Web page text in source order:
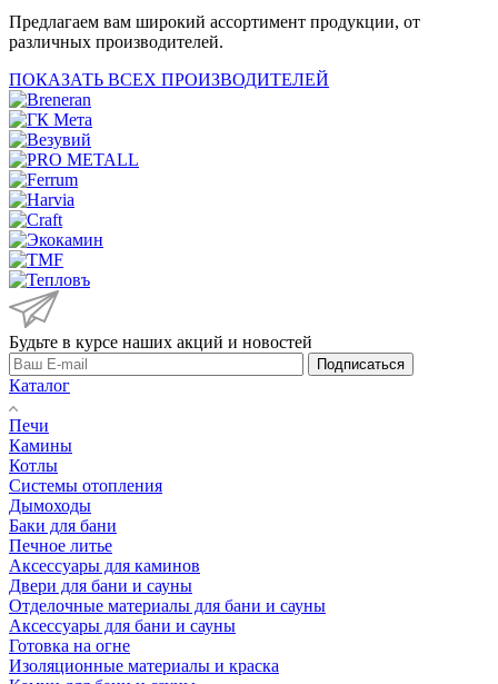
Предлагаем вам широкий ассортимент продукции, от
различных производителей.
ПОКАЗАТЬ ВСЕХ ПРОИЗВОДИТЕЛЕЙ
Будьте в курсе наших акций и новостей
Подписаться
Каталог
Печи
Камины
Котлы
Системы отопления
Дымоходы
Баки для бани
Печное литье
Аксессуары для каминов
Двери для бани и сауны
Отделочные материалы для бани и сауны
Аксессуары для бани и сауны
Готовка на огне
Изоляционные материалы и краска